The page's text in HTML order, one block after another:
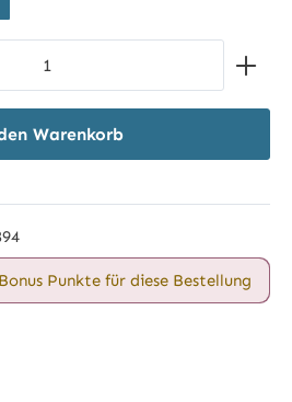
den gewünschten Wert ein
Warenkorb
Punkte für diese Bestellung